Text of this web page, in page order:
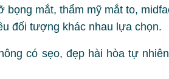
bọng mắt, thẩm mỹ mắt to,
đối tượng khác nhau lựa chọn.
có sẹo, đẹp hài hòa tự